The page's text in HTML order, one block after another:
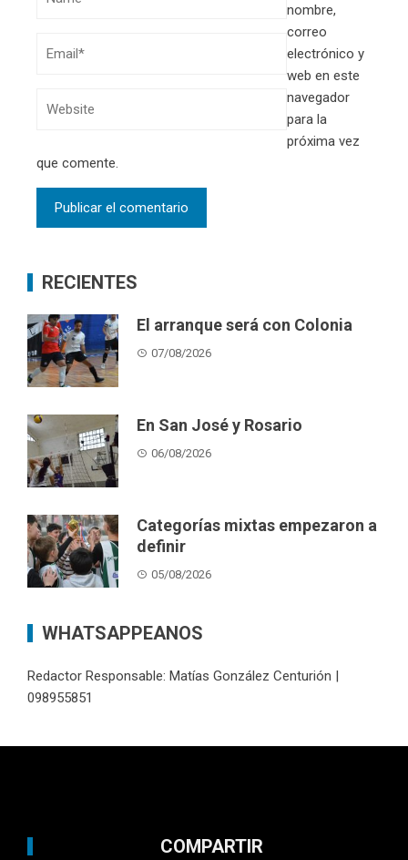
nombre,
correo
electrónico y
web en este
navegador
para la
próxima vez
que comente.
RECIENTES
El arranque será con Colonia
07/08/2026
En San José y Rosario
06/08/2026
Categorías mixtas empezaron a
definir
05/08/2026
WHATSAPPEANOS
Redactor Responsable: Matías González Centurión |
098955851
COMPARTIR